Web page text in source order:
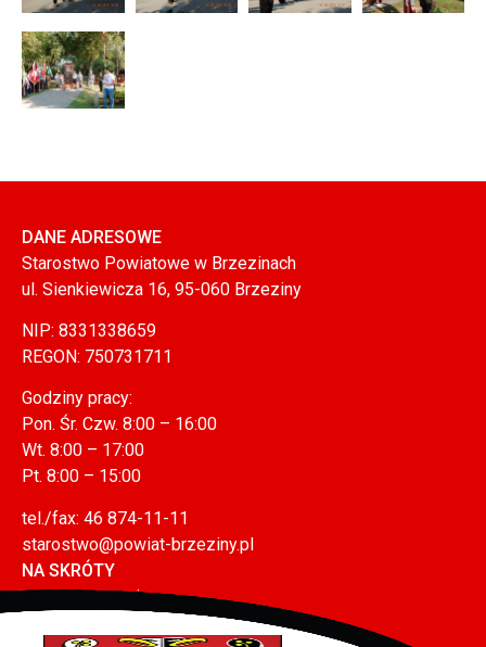
NA SKRÓTY
Mapa serwisu
Polityka prywatności (RODO)
DANE ADRESOWE
Starostwo Powiatowe w Brzezinach
ul. Sienkiewicza 16, 95-060 Brzeziny
NIP: 8331338659
REGON: 750731711
Godziny pracy:
Pon. Śr. Czw. 8:00 – 16:00
Wt. 8:00 – 17:00
Pt. 8:00 – 15:00
tel./fax: 46 874-11-11
starostwo@powiat-brzeziny.pl